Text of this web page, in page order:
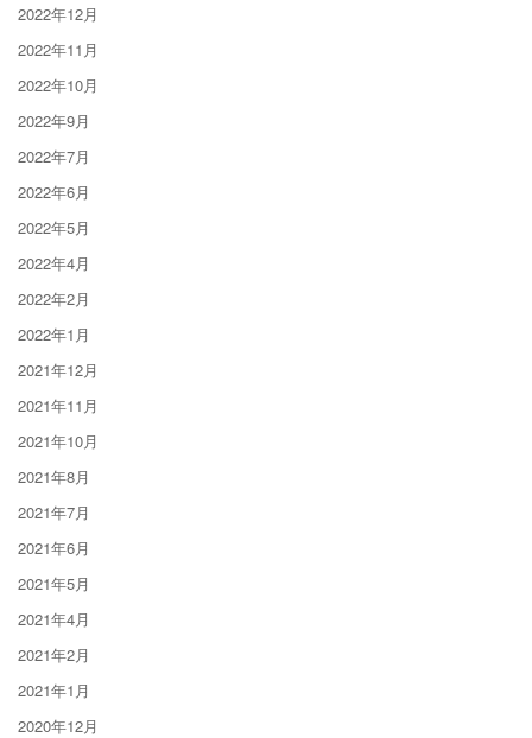
2022年12月
2022年11月
2022年10月
2022年9月
2022年7月
2022年6月
2022年5月
2022年4月
2022年2月
2022年1月
2021年12月
2021年11月
2021年10月
2021年8月
2021年7月
2021年6月
2021年5月
2021年4月
2021年2月
2021年1月
2020年12月